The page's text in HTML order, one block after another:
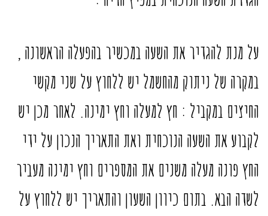
על מנת להגדיר את השעה במכשיר בהפעלה הראשונה ,
במקרה של ניתוק מהחשמל יש ללחוץ על שני מקשי
החיצים במקביל : חץ למעלה וחץ ימינה. לאחר מכן יש
לקבוע את השעה הנוכחית ואת התאריך הנכון על ידי
החץ פונה מעלה משנים את המספרים וחץ ימינה מעביר
לשדה הבא. בתום כיוון השעון והתאריך יש ללחוץ על